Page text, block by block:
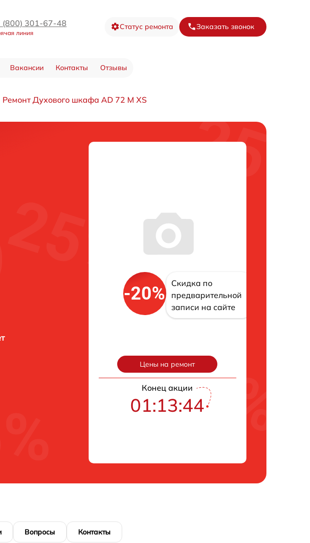
(800) 301-67-48
линия
Статус ремонта Заказать звонок
Вакансии Контакты Отзывы
Ремонт Духового шкафа AD 72 M XS
-20%
Скидка по
предварительной
записи на сайте
Цены на ремонт
Конец акции
01:13:43
Вопросы Контакты